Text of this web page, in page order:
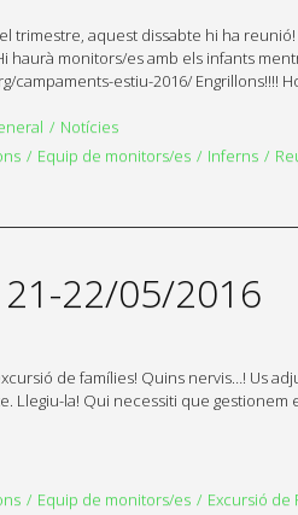
aquest dissabte hi ha reunió!
Hi haurà monitors/es amb els infants
campaments-estiu-2016/ Engrillons!!!!
Notícies
Equip de monitors/es Inferns
21-22/05/2016
de famílies! Quins nervis…! Us
la! Qui necessiti que gestionem
Equip de monitors/es Excursió de